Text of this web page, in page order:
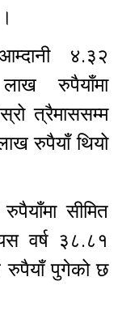
४.३२
रुपैयाँमा
त्रैमाससम्म
रुपैयाँ थियो
सीमित
वर्ष ३८.८१
पुगेको छ